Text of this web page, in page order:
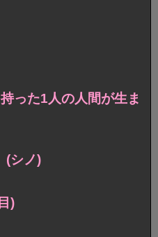
った1人の人間が生ま
(シノ)
)